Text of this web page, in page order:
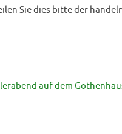
Sie dies bitte der
auf dem